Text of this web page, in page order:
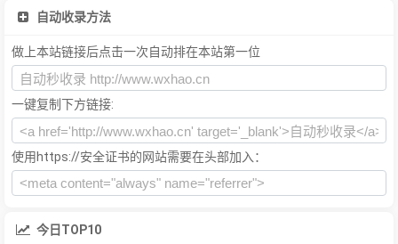
自动收录方法
做上本站链接后点击一次自动排在本站第一位
一键复制下方链接:
使用https://安全证书的网站需要在头部加入：
今日TOP10